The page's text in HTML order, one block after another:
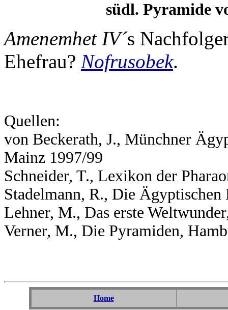
südl. Pyramide
Amenemhet IV´s
Ehefrau? Nofrusobek.
Quellen:
von Beckerath, J., Münchner
Mainz 1997/99
Schneider, T., Lexikon der
Stadelmann, R., Die
Lehner, M., Das erste
Verner, M., Die Pyramiden,
Home